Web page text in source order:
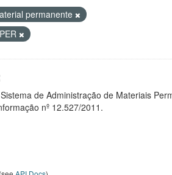
permanente
de Administração de Materiais
nº 12.527/2011.